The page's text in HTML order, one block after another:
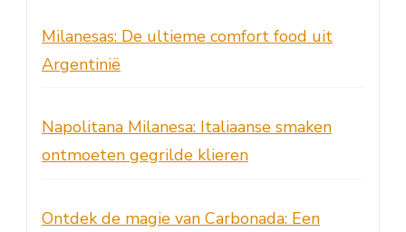
Milanesas: De ultieme comfort food uit
Argentinië
Napolitana Milanesa: Italiaanse smaken
ontmoeten gegrilde klieren
Ontdek de magie van Carbonada: Een